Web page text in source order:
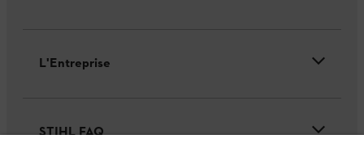
L'Entreprise
STIHL FAQ